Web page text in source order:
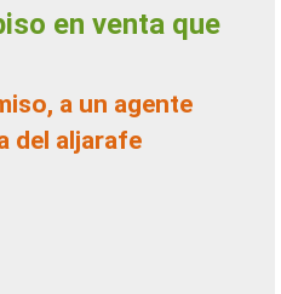
del aljarafe